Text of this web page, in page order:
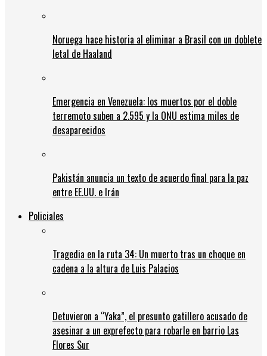
Noruega hace historia al eliminar a Brasil con un doblete
letal de Haaland
Emergencia en Venezuela: los muertos por el doble
terremoto suben a 2.595 y la ONU estima miles de
desaparecidos
Pakistán anuncia un texto de acuerdo final para la paz
entre EE.UU. e Irán
Policiales
Tragedia en la ruta 34: Un muerto tras un choque en
cadena a la altura de Luis Palacios
Detuvieron a “Yaka”, el presunto gatillero acusado de
asesinar a un exprefecto para robarle en barrio Las
Flores Sur